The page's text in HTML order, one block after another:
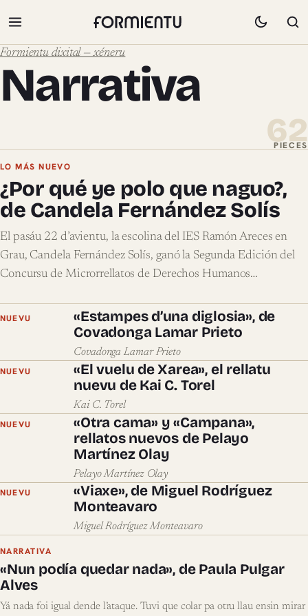
Formientu dixital — xéneru
Narrativa
62
PIECES
Pieces de Narrativa
LO MÁS NUEVO
¿Por qué ye polo que naguo?,
de Candela Fernández Solís
El pasáu 22 d’avientu, la escolina del IES Ramón Areces en
Grau, Candela Fernández Solís, ganó la Segunda Edición del
Concursu de Microrrellatos de Derechos Humanos…
NUEVU
«Estampes d’una diglosia», de
Covadonga Lamar Prieto
Covadonga Lamar Prieto
NUEVU
«El vuelu de Xarea», el rellatu
nuevu de Kai C. Torel
Kai C. Torel
NUEVU
«Otra cama» y «Campana»,
rellatos nuevos de Pelayo
Martínez Olay
Pelayo Martínez Olay
NUEVU
«Viaxe», de Miguel Rodríguez
Monteavaro
Miguel Rodríguez Monteavaro
NARRATIVA
«Nun podía quedar nada», de Paula Pulgar
Alves
Yá nada foi igual dende l’ataque. Tuvi que colar pa otru llau ensin mirar